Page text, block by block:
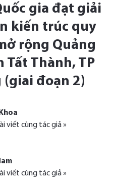
gia đạt giải
kiến trúc quy
rộng Quảng
Thành, TP
(giai đoạn 2)
viết cùng tác giả »
viết cùng tác giả »